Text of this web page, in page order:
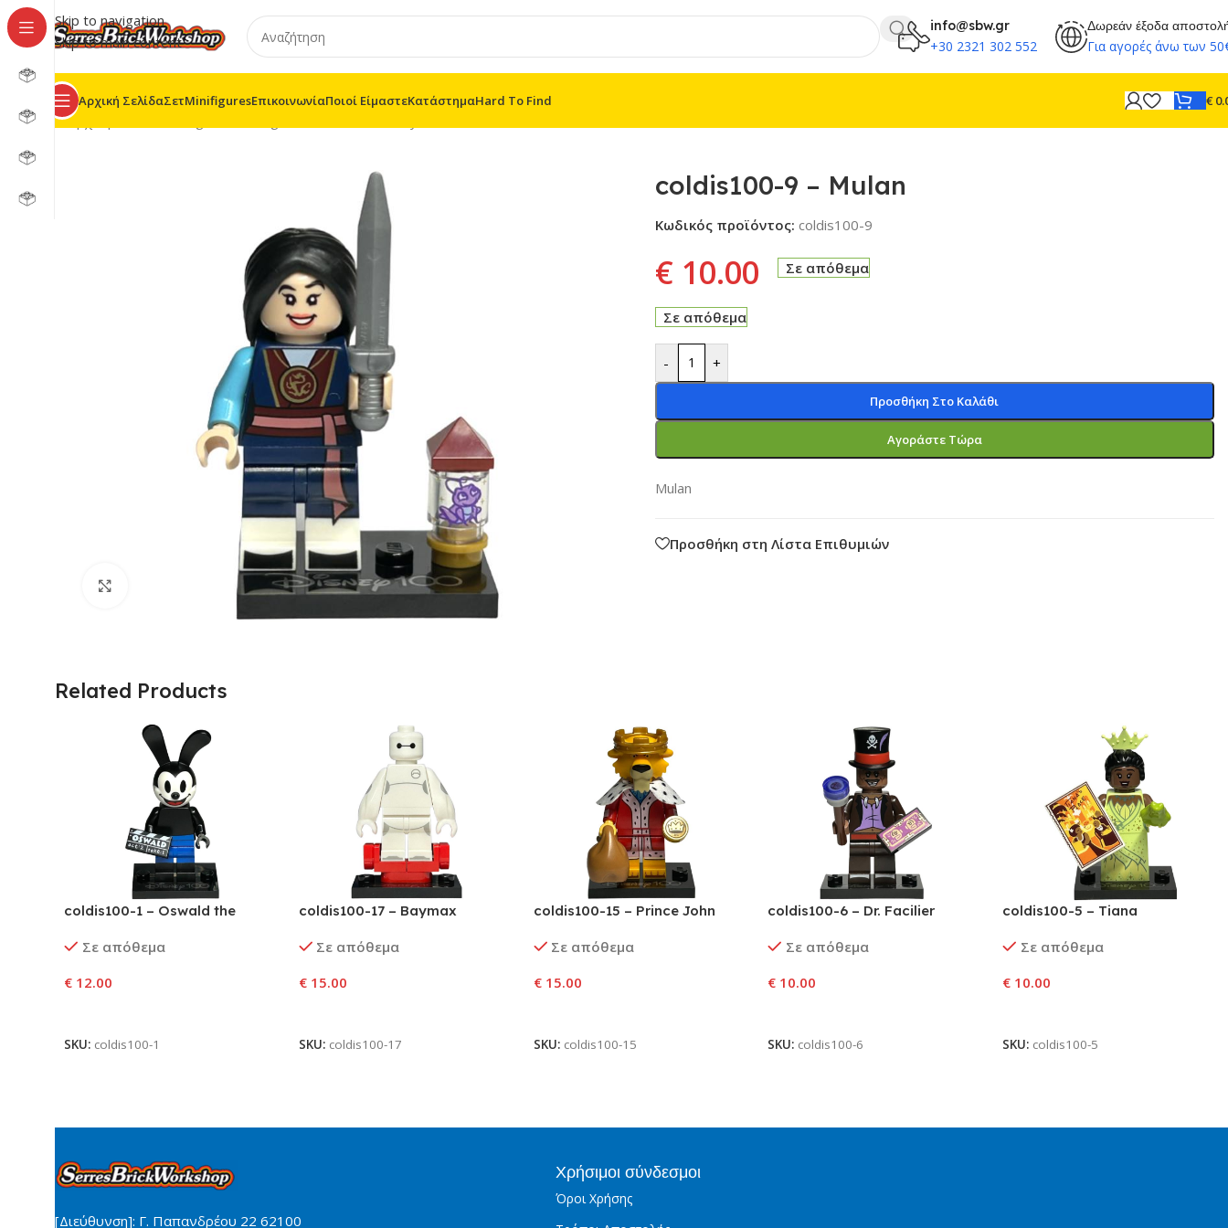
Skip to navigation
Skip to main content
info@sbw.gr
+30 2321 302 552
Δωρεάν έξοδα
Για αγορές άνω των
Αρχική ΣελίδαΣετMinifiguresΕπικοινωνίαΠοιοί ΕίμαστεΚατάστημαHard To Find €
Αρχική σελίδα
coldis100-9 – Mulan
Κωδικός προϊόντος: coldis100-9
€10.00 Σε απόθεμα
Σε απόθεμα
- +
Προσθήκη Στο Καλάθι
Αγοράστε Τώρα
Mulan
Προσθήκη στη Λίστα Επιθυμιών
Related Products
coldis100-1 – Oswald the
Σε απόθεμα
€ 12.00
SKU: coldis100-1
coldis100-17 – Baymax
Σε απόθεμα
€15.00
SKU: coldis100-17
coldis100-15 – Prince John
Σε απόθεμα
€15.00
SKU: coldis100-15
coldis100-6 – Dr. Facilier
Σε απόθεμα
€ 10.00
SKU: coldis100-6
coldis100-5 – Tiana
Σε απόθεμα
€ 10.00
SKU: coldis100-5
[Διεύθυνση]: Γ. Παπανδρέου 22 62100
Χρήσιμοι σύνδεσμοι
Όροι Χρήσης